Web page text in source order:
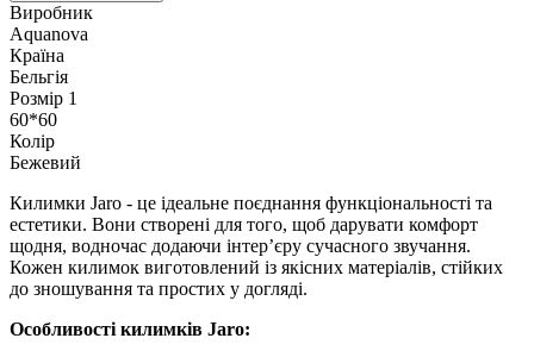
Виробник
Aquanova
Країна
Бельгія
Розмір 1
60*60
Колір
Бежевий
Килимки Jaro - це ідеальне поєднання функціональності та
естетики. Вони створені для того, щоб дарувати комфорт
щодня, водночас додаючи інтер’єру сучасного звучання.
Кожен килимок виготовлений із якісних матеріалів, стійких
до зношування та простих у догляді.
Особливості килимків Jaro: